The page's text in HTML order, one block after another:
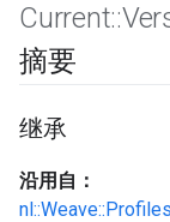
Current::
摘要
继承
沿用自：